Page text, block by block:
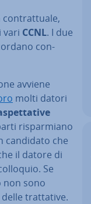
con­trat­tua­le,
vari CCNL. I due
con­
avviene
molti datori
ri­spar­mia­no
candidato che
il datore di
Se
non sono
trat­ta­ti­ve.